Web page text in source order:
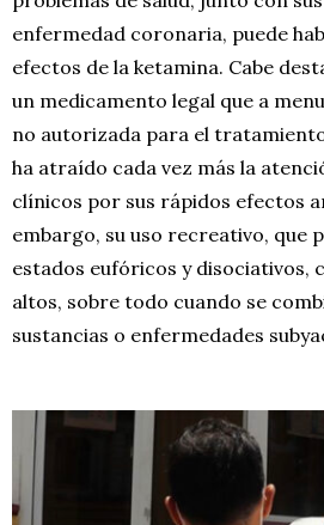
enfermedad coronaria, puede
efectos de la ketamina. Cabe
un medicamento legal que a
no autorizada para el
ha atraído cada vez más la
clínicos por sus rápidos efectos
embargo, su uso recreativo, que
estados eufóricos y disociativos,
altos, sobre todo cuando se
sustancias o enfermedades